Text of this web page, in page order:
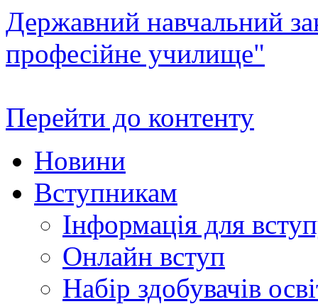
Державний навчальний
професійне училище"
Перейти до контенту
Новини
Вступникам
Інформація для
Онлайн вступ
Набір здобувачів